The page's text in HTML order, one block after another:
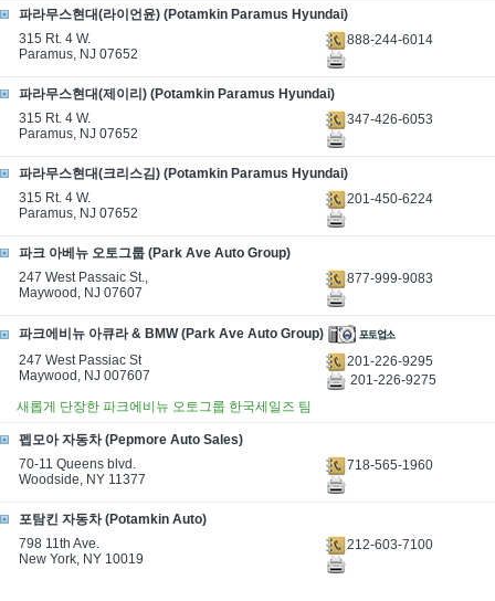
파라무스현대(라이언윤) (Potamkin Paramus Hyundai)
315 Rt. 4 W.
Paramus, NJ 07652
888-244-6014
파라무스현대(제이리) (Potamkin Paramus Hyundai)
315 Rt. 4 W.
Paramus, NJ 07652
347-426-6053
파라무스현대(크리스김) (Potamkin Paramus Hyundai)
315 Rt. 4 W.
Paramus, NJ 07652
201-450-6224
파크 아베뉴 오토그룹 (Park Ave Auto Group)
247 West Passaic St.,
Maywood, NJ 07607
877-999-9083
파크에비뉴 아큐라 & BMW (Park Ave Auto Group)
247 West Passiac St
Maywood, NJ 007607
201-226-9295
201-226-9275
새롭게 단장한 파크에비뉴 오토그룹 한국세일즈 팀
펩모아 자동차 (Pepmore Auto Sales)
70-11 Queens blvd.
Woodside, NY 11377
718-565-1960
포탐킨 자동차 (Potamkin Auto)
798 11th Ave.
New York, NY 10019
212-603-7100